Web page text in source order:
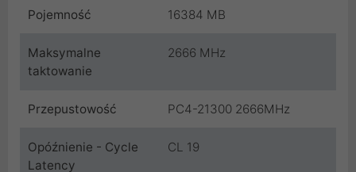
Pojemność 16384 MB
Maksymalne
taktowanie
2666 MHz
Przepustowość PC4-21300 2666MHz
Opóźnienie - Cycle
Latency
CL 19